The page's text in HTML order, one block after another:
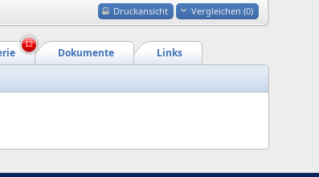
Druckansicht Vergleichen (0)
Links
Dokumente
12